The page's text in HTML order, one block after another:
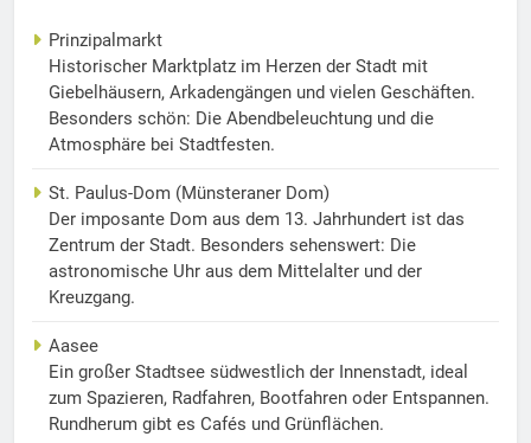
Prinzipalmarkt
Historischer Marktplatz im Herzen der Stadt mit
Giebelhäusern, Arkadengängen und vielen Geschäften.
Besonders schön: Die Abendbeleuchtung und die
Atmosphäre bei Stadtfesten.
St. Paulus-Dom (Münsteraner Dom)
Der imposante Dom aus dem 13. Jahrhundert ist das
Zentrum der Stadt. Besonders sehenswert: Die
astronomische Uhr aus dem Mittelalter und der
Kreuzgang.
Aasee
Ein großer Stadtsee südwestlich der Innenstadt, ideal
zum Spazieren, Radfahren, Bootfahren oder Entspannen.
Rundherum gibt es Cafés und Grünflächen.